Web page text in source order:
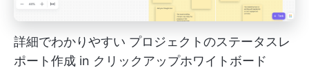
詳細でわかりやすい プロジェクトのステータスレ
ポート作成 in クリックアップホワイトボード